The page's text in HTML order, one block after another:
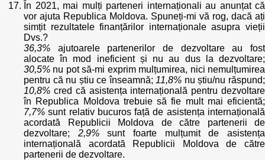
În 2021, mai mulți parteneri internaționali au anunțat că
vor ajuta Republica Moldova. Spuneți-mi vă rog, dacă ați
simțit rezultatele finanțărilor internaționale asupra vieții
Dvs.?
36,3% ajutoarele partenerilor de dezvoltare au fost
alocate în mod ineficient și nu au dus la dezvoltare;
30,5% nu pot să-mi exprim mulțumirea, nici nemulțumirea
pentru că nu știu ce înseamnă; 11,8% nu știu/nu răspund;
10,8% cred că asistența internațională pentru dezvoltare
în Republica Moldova trebuie să fie mult mai eficientă;
7,7% sunt relativ bucuros față de asistența internațională
acordată Republicii Moldova de către partenerii de
dezvoltare; 2,9%sunt foarte mulțumit de asistența
internațională acordată Republicii Moldova de către
partenerii de dezvoltare.